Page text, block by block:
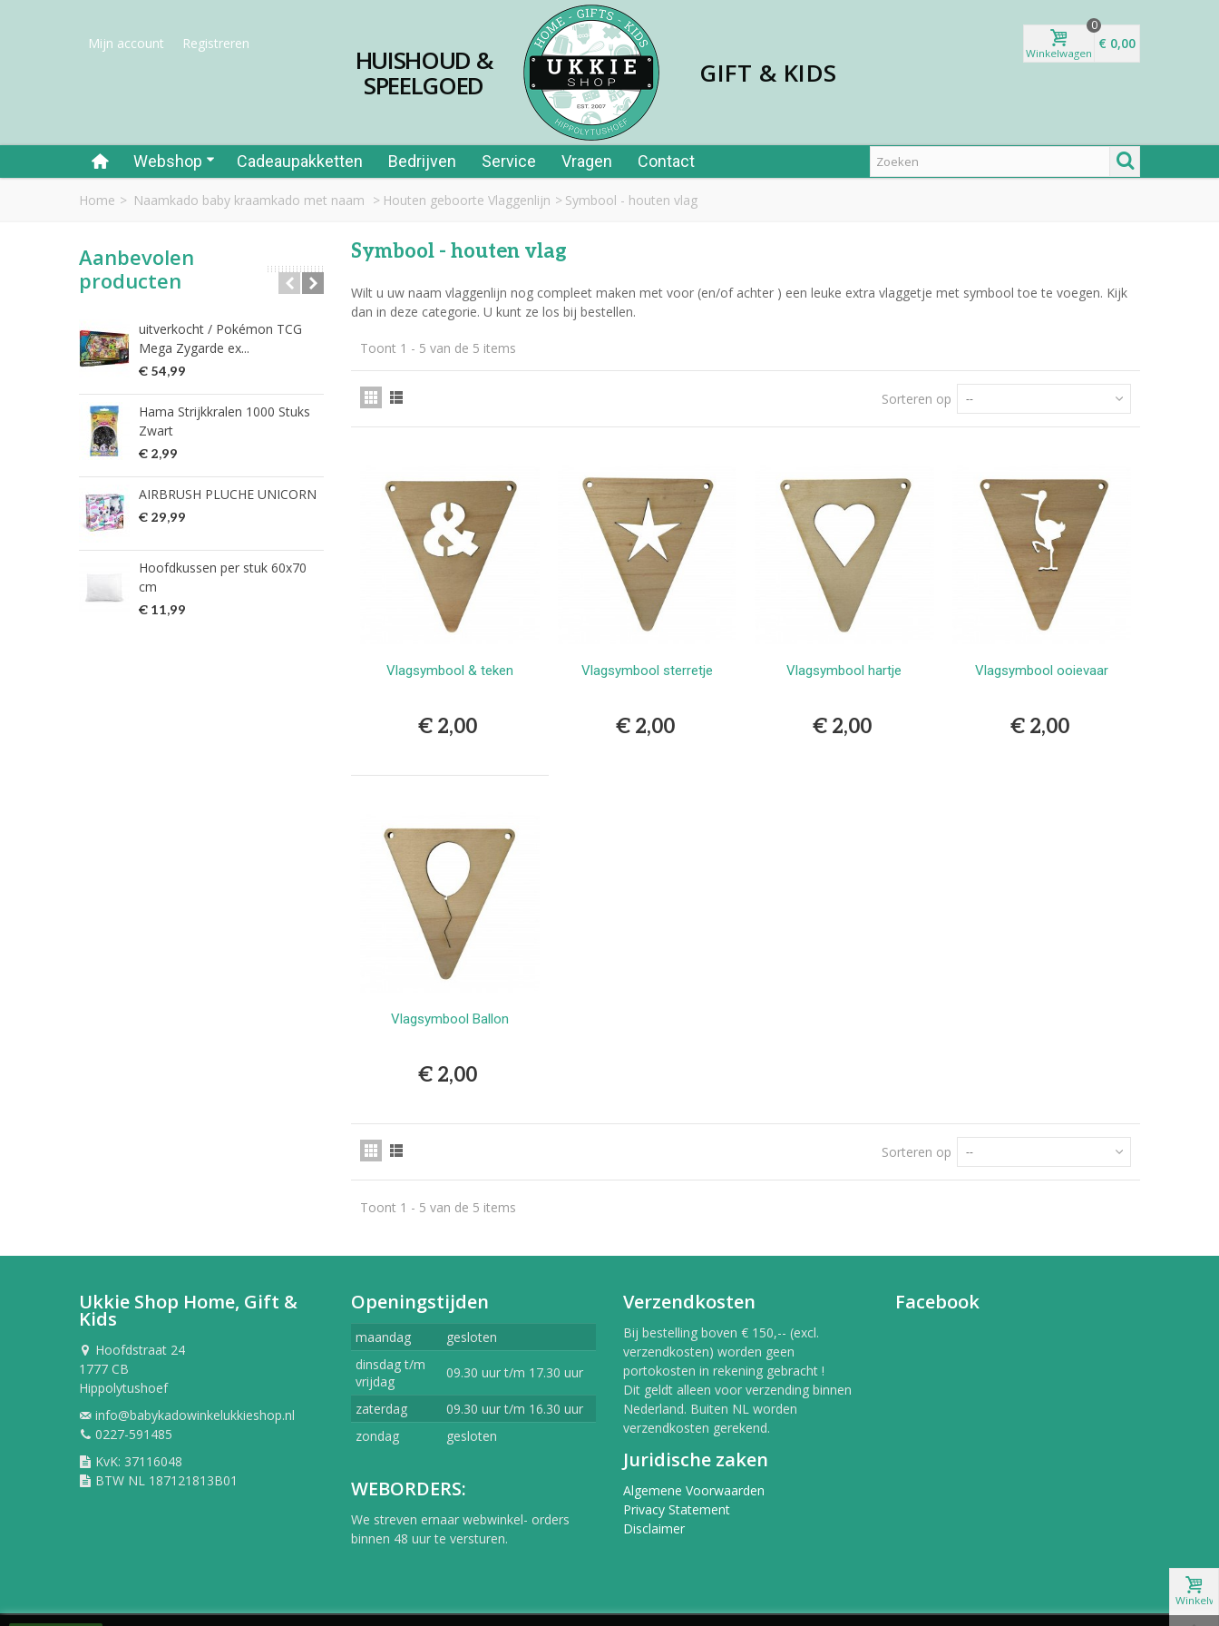
Mijn account Registreren
HUISHOUD &
SPEELGOED GIFT & KIDS
Winkelwagen
0
€ 0,00
Webshop Cadeaupakketten Bedrijven Service Vragen Contact
Home > Naamkado baby kraamkado met naam > Houten geboorte Vlaggenlijn > Symbool - houten vlag
Aanbevolen
producten
uitverkocht / Pokémon TCG
Mega Zygarde ex...
€ 54,99
Hama Strijkkralen 1000 Stuks
Zwart
€ 2,99
AIRBRUSH PLUCHE UNICORN
€ 29,99
Hoofdkussen per stuk 60x70
cm
€ 11,99
€ 1,99
fisher price leerplezier piano
HG vlekkenspray extra sterk/
verwijdert meest...
€ 9,99
HG Vlekkenspray / voor vlek
verwijdering en...
Symbool - houten vlag
Wilt u uw naam vlaggenlijn nog compleet maken met voor (en/of achter ) een leuke extra vlaggetje met symbool toe te voegen. Kijk
dan in deze categorie. U kunt ze los bij bestellen.
Toont 1 - 5 van de 5 items
Sorteren op --
Bestellen
Vlagsymbool & teken
€ 2,00
Bestellen
Vlagsymbool sterretje
€ 2,00
Bestellen
Vlagsymbool hartje
€ 2,00
Bestellen
Vlagsymbool ooievaar
€ 2,00
Bestellen
Vlagsymbool Ballon
€ 2,00
Sorteren op --
Toont 1 - 5 van de 5 items
Ukkie Shop Home, Gift &
Kids
Hoofdstraat 24
1777 CB
Hippolytushoef
info@babykadowinkelukkieshop.nl
0227-591485
KvK: 37116048
BTW NL 187121813B01
Openingstijden
maandag
gesloten
dinsdag t/m
vrijdag
09.30 uur t/m 17.30 uur
zaterdag
09.30 uur t/m 16.30 uur
zondag
gesloten
WEBORDERS:
We streven ernaar webwinkel- orders
binnen 48 uur te versturen.
Verzendkosten
Bij bestelling boven € 150,-- (excl.
verzendkosten) worden geen
portokosten in rekening gebracht !
Dit geldt alleen voor verzending binnen
Nederland. Buiten NL worden
verzendkosten gerekend.
Juridische zaken
Algemene Voorwaarden
Privacy Statement
Disclaimer
Facebook